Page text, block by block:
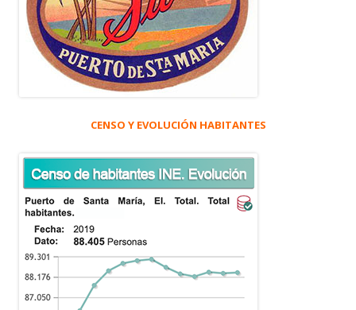
CENSO Y EVOLUCIÓN HABITANTES